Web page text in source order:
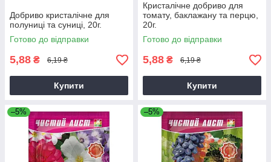
Добриво кристалічне для
полуниці та суниці, 20г.
Готово до відправки
5,88 ₴ 6,19 ₴
Купити
Кристалічне добриво для
томату, баклажану та перцю,
20г.
Готово до відправки
5,88 ₴ 6,19 ₴
Купити
–5% –5%